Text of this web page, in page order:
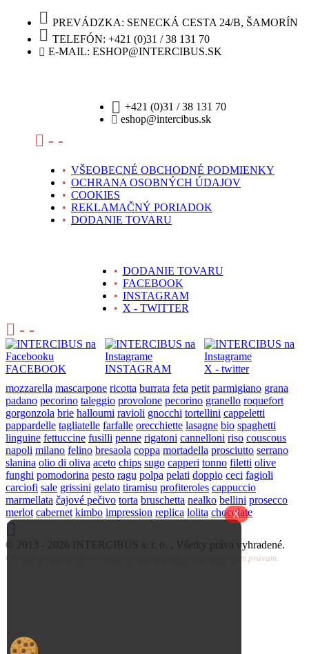
PREVÁDZKA: SENECKÁ CESTA 24/B, ŠAMORÍN
TELEFÓN: +421 (0)31 / 38 131 70
E-MAIL: ESHOP@INTERCIBUS.SK
+421 (0)31 / 38 131 70
eshop@intercibus.sk
- -
• VŠEOBECNÉ OBCHODNÉ PODMIENKY
• OCHRANA OSOBNÝCH ÚDAJOV
• COOKIES
• REKLAMAČNÝ PORIADOK
• DODANIE TOVARU
• DODANIE TOVARU
• FACEBOOK
• INSTAGRAM
• X - TWITTER
- -
FACEBOOK INSTAGRAM
X - twitter
mozzarella mascarpone ricotta burrata feta petit parmigiano grana
padano pecorino taleggio provolone pecorino granello roquefort
gorgonzola brie halloumi ravioli gnocchi tortellini cappeletti
pappardelle tagliatelle farfalle orecchiette lasagne bio spaghetti
linguine fettuccine fusilli penne rigatoni cannelloni riso couscous
napoli milano felino bresaola coppa mortadella prosciutto serrano
slanina olio di oliva aceto chips sugo capperi tonno filetti olive
funghi pomodorina pesto ragu polpa pelati doppio ceci fagioli
carciofi sale grissini gelato tiramisu profiteroles cappuccio
marmellata čajové pečivo torta bruschetta nealko bellini prosecco
merlot cabernet kimbo impression replica lolita chocolate
© 2013 - 2026 INTERCIBUS s. r. o. , Všetky práva vyhradené.
Obrázky produktov a iné mediálne súbory podliehajú autorským právam.
X